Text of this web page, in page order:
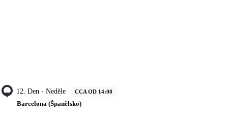
12. Den - Neděle CCA OD 14:00
Barcelona (Španělsko)